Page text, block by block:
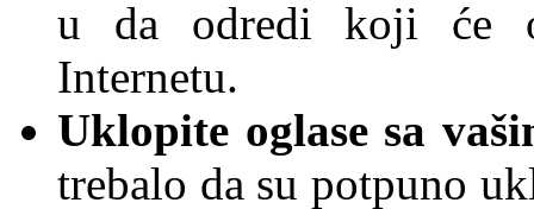
u da odredi koji će
Internetu.
Uklopite oglase sa
trebalo da su potpuno